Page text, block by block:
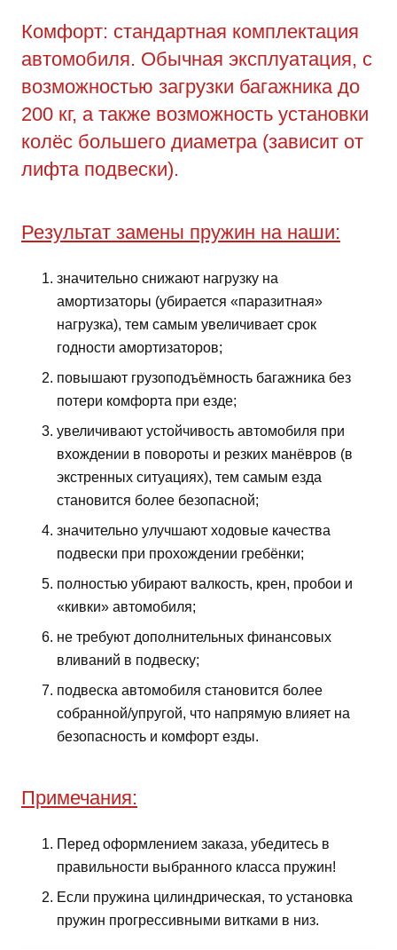
Комфорт: стандартная комплектация
автомобиля. Обычная эксплуатация, с
возможностью загрузки багажника до
200 кг, а также возможность установки
колёс большего диаметра (зависит от
лифта подвески).
Результат замены пружин на наши:
значительно снижают нагрузку на
амортизаторы (убирается «паразитная»
нагрузка), тем самым увеличивает срок
годности амортизаторов;
повышают грузоподъёмность багажника без
потери комфорта при езде;
увеличивают устойчивость автомобиля при
вхождении в повороты и резких манёвров (в
экстренных ситуациях), тем самым езда
становится более безопасной;
значительно улучшают ходовые качества
подвески при прохождении гребёнки;
полностью убирают валкость, крен, пробои и
«кивки» автомобиля;
не требуют дополнительных финансовых
вливаний в подвеску;
подвеска автомобиля становится более
собранной/упругой, что напрямую влияет на
безопасность и комфорт езды.
Примечания:
Перед оформлением заказа, убедитесь в
правильности выбранного класса пружин!
Если пружина цилиндрическая, то установка
пружин прогрессивными витками в низ.